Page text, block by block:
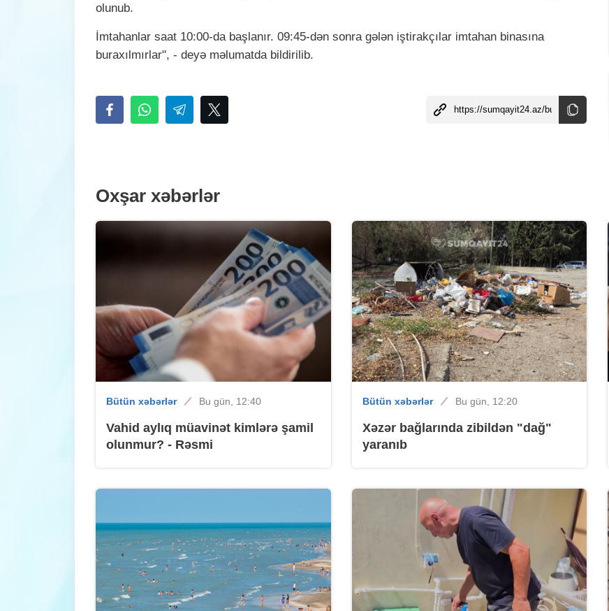
olunub.
İmtahanlar saat 10:00-da başlanır. 09:45-dən sonra gələn iştirakçılar imtahan binasına
buraxılmırlar", - deyə məlumatda bildirilib.
Oxşar xəbərlər
Bütün xəbərlər Bu gün, 12:40
Vahid aylıq müavinət kimlərə şamil
olunmur? - Rəsmi
Bütün xəbərlər Bu gün, 12:20
Xəzər bağlarında zibildən "dağ"
yaranıb